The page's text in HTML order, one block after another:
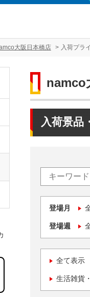
大阪日本橋店 入荷プラ
namco
入荷景品
登場月
登場週
全て表示
生活雑貨